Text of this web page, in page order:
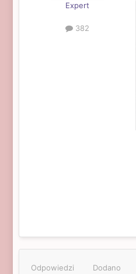
Expert
382
Odpowiedzi Dodano